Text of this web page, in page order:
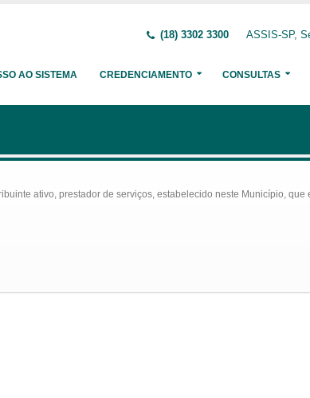
(18) 3302 3300 ASSIS-SP,
AO SISTEMA CREDENCIAMENTO CONSULTAS
ativo, prestador de serviços, estabelecido neste Município, que